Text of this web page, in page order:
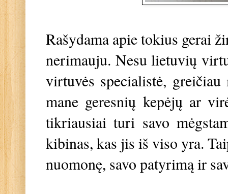
Rašydama apie tokius gerai
nerimauju. Nesu lietuvių
virtuvės specialistė,
mane geresnių kepėjų ar
tikriausiai turi savo
kibinas, kas jis iš viso yra.
nuomonę, savo patyrimą ir